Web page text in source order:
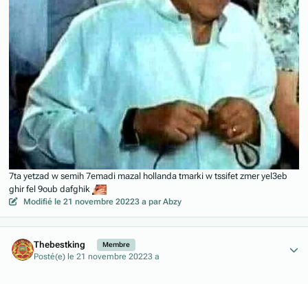
7ta yetzad w semih 7emadi mazal hollanda tmarki w tssifet zmer yel3eb
ghir fel 9oub dafghik
Modifié le 21 novembre 20223 a par Abzy
Thebestking Membre
Posté(e) le 21 novembre 20223 a